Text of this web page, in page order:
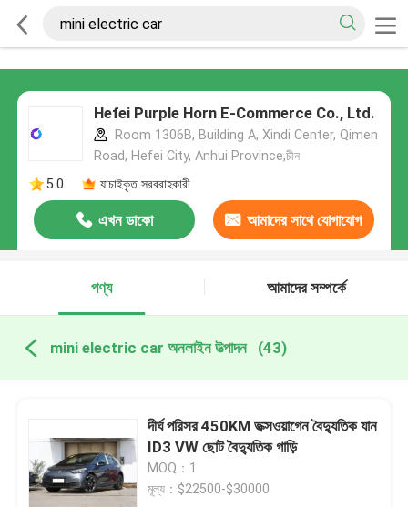
Hefei Purple Horn E-Commerce Co., Ltd.
Room 1306B, Building A, Xindi Center, Qimen
Road, Hefei City, Anhui Province,চীন
5.0
যাচাইকৃত সরবরাহকারী
এখন ডাকো আমাদের সাথে যোগাযোগ
পণ্য
আমাদের সম্পর্কে
mini electric car অনলাইন উত্পাদন (43)
দীর্ঘ পরিসর 450KM ভক্সওয়াগেন বৈদ্যুতিক যান
ID3 VW ছোট বৈদ্যুতিক গাড়ি
MOQ：1
মূল্য：$22500-$30000